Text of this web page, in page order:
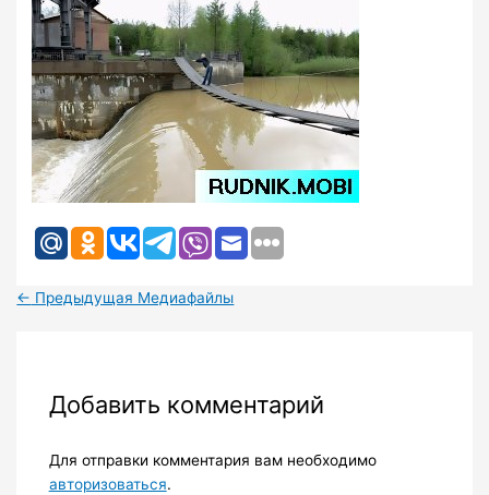
← Предыдущая Медиафайлы
Добавить комментарий
Для отправки комментария вам необходимо
авторизоваться.